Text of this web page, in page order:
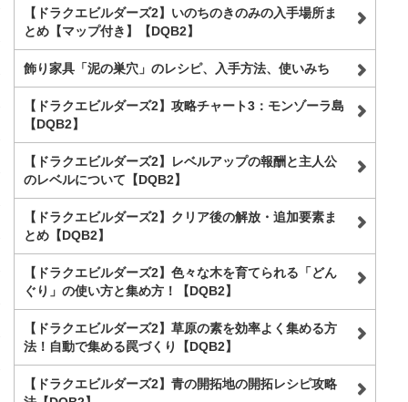
【ドラクエビルダーズ2】いのちのきのみの入手場所ま
とめ【マップ付き】【DQB2】
飾り家具「泥の巣穴」のレシピ、入手方法、使いみち
【ドラクエビルダーズ2】攻略チャート3：モンゾーラ島
【DQB2】
【ドラクエビルダーズ2】レベルアップの報酬と主人公
のレベルについて【DQB2】
【ドラクエビルダーズ2】クリア後の解放・追加要素ま
とめ【DQB2】
【ドラクエビルダーズ2】色々な木を育てられる「どん
ぐり」の使い方と集め方！【DQB2】
【ドラクエビルダーズ2】草原の素を効率よく集める方
法！自動で集める罠づくり【DQB2】
【ドラクエビルダーズ2】青の開拓地の開拓レシピ攻略